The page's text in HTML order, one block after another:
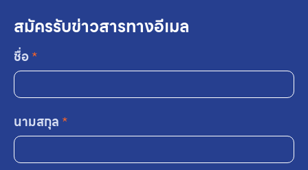
สมัครรับข่าวสารทางอีเมล
ชื่อ*
นามสกุล *